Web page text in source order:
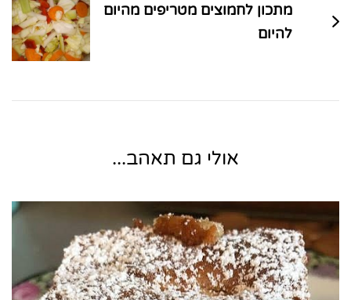
מתכון לחמוצים מטריפים מהיום
להיום
אולי גם תאהב...